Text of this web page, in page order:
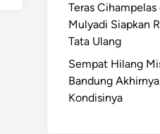
Teras
Mulyadi Siapkan
Tata Ulang
Sempat Hilang
Bandung
Kondisinya